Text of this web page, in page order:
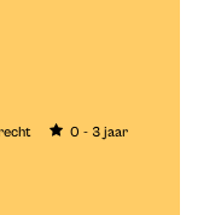
0 - 3 jaar